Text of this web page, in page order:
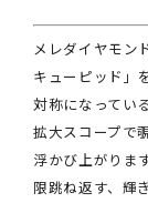
メレダイヤモン
キューピッド」
対称になってい
拡大スコープで
浮かび上がりま
限跳ね返す、輝